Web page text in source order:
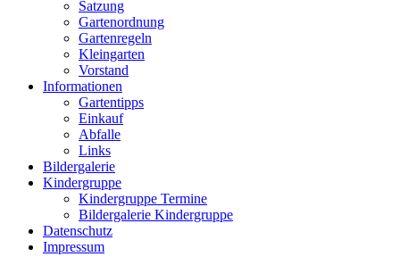
Satzung
Gartenordnung
Gartenregeln
Kleingarten
Vorstand
Informationen
Gartentipps
Einkauf
Abfalle
Links
Bildergalerie
Kindergruppe
Kindergruppe Termine
Bildergalerie Kindergruppe
Datenschutz
Impressum